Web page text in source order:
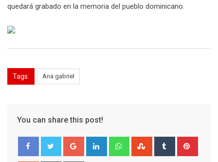
quedará grabado en la memoria del pueblo dominicano.
Tags: Ana gabriel
You can share this post!
Google+ LinkedIn WhatsappStumbleUpon
Tumblr